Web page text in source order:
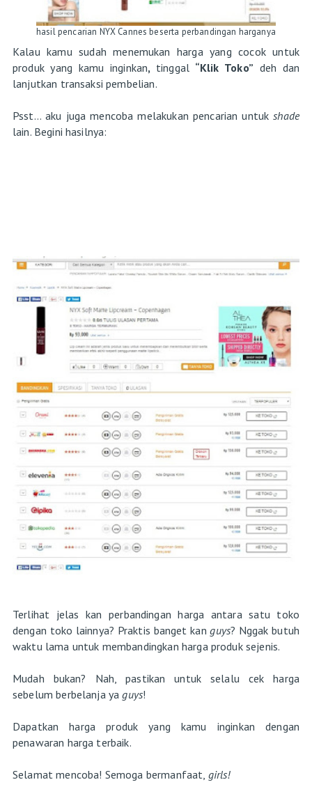
hasil pencarian NYX Cannes beserta perbandingan harganya
Kalau kamu sudah menemukan harga yang cocok untuk
produk yang kamu inginkan, tinggal “Klik Toko” deh dan
lanjutkan transaksi pembelian.
Psst... aku juga mencoba melakukan pencarian untukshade
lain. Begini hasilnya:
Terlihat jelas kan perbandingan harga antara satu toko
dengan toko lainnya? Praktis banget kanguys? Nggak butuh
waktu lama untuk membandingkan harga produk sejenis.
Mudah bukan? Nah, pastikan untuk selalu cek harga
sebelum berbelanja yaguys!
Dapatkan harga produk yang kamu inginkan dengan
penawaran harga terbaik.
Selamat mencoba! Semoga bermanfaat, girls!